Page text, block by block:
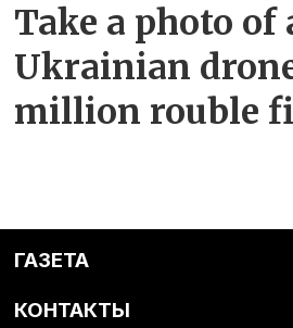
Take a photo of
Ukrainian
million rouble
ГАЗЕТА
КОНТАКТЫ